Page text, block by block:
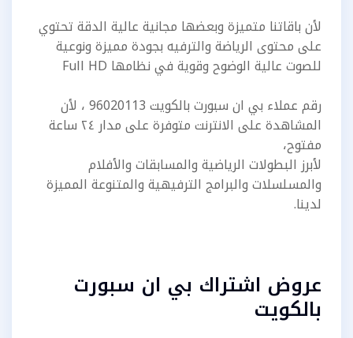
لأن باقاتنا متميزة وبعضها مجانية عالية الدقة تحتوي
على محتوى الرياضة والترفيه بجودة مميزة ونوعية
للصوت عالية الوضوح وقوية في نظامها Full HD
رقم عملاء بي ان سبورت بالكويت 96020113 ، لأن
المشاهدة على الانترنت متوفرة على مدار ٢٤ ساعة
مفتوح،
لأبرز البطولات الرياضية والمسابقات والأفلام
والمسلسلات والبرامج الترفيهية والمتنوعة المميزة
لدينا.
عروض اشتراك بي ان سبورت
بالكويت